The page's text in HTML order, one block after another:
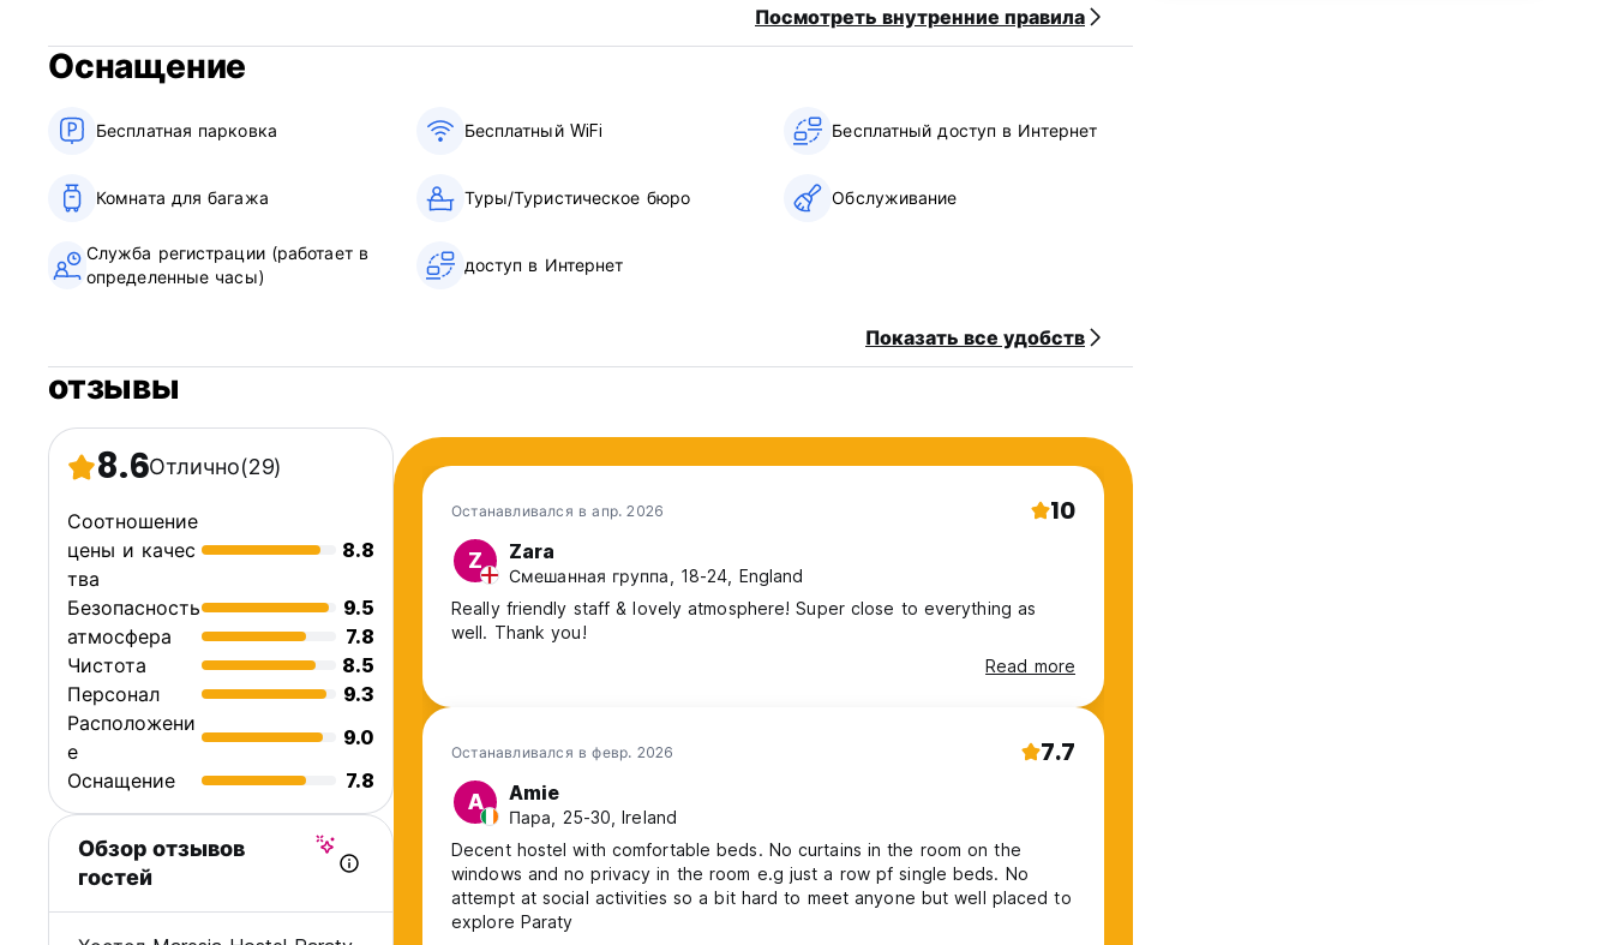
Посмотреть внутренние правила
Оснащение
Бесплатная парковка Бесплатный WiFi Бесплатный доступ в Интернет
Комната для багажа Туры/Туристическое бюро Обслуживание
Служба регистрации (работает в
определенные часы)
доступ в Интернет
Показать все удобств
отзывы
8.6Отлично(29)
Соотношение
цены и качес
тва
8.8
Безопасность
9.5
атмосфера
7.8
Чистота
8.5
Персонал
9.3
Расположени
е
9.0
Оснащение
7.8
Обзор отзывов
гостей
Останавливался в апр. 2026 10
Z Zara
Смешанная группа, 18-24, England
Really friendly staff & lovely atmosphere! Super close to everything as
well. Thank you!
Read more
Останавливался в февр. 2026 7.7
A Amie
Пара, 25-30, Ireland
Decent hostel with comfortable beds. No curtains in the room on the
windows and no privacy in the room e.g just a row pf single beds. No
attempt at social activities so a bit hard to meet anyone but well placed to
explore Paraty